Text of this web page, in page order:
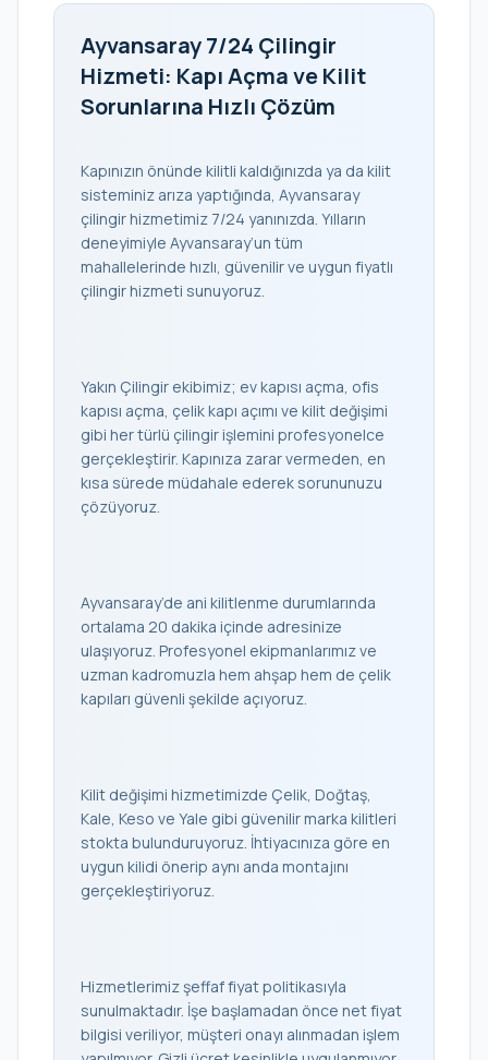
Ayvansaray 7/24 Çilingir
Hizmeti: Kapı Açma ve Kilit
Sorunlarına Hızlı Çözüm
Kapınızın önünde kilitli kaldığınızda ya da kilit
sisteminiz arıza yaptığında, Ayvansaray
çilingir hizmetimiz 7/24 yanınızda. Yılların
deneyimiyle Ayvansaray’un tüm
mahallelerinde hızlı, güvenilir ve uygun fiyatlı
çilingir hizmeti sunuyoruz.
Yakın Çilingir ekibimiz; ev kapısı açma, ofis
kapısı açma, çelik kapı açımı ve kilit değişimi
gibi her türlü çilingir işlemini profesyonelce
gerçekleştirir. Kapınıza zarar vermeden, en
kısa sürede müdahale ederek sorununuzu
çözüyoruz.
Ayvansaray’de ani kilitlenme durumlarında
ortalama 20 dakika içinde adresinize
ulaşıyoruz. Profesyonel ekipmanlarımız ve
uzman kadromuzla hem ahşap hem de çelik
kapıları güvenli şekilde açıyoruz.
Kilit değişimi hizmetimizde Çelik, Doğtaş,
Kale, Keso ve Yale gibi güvenilir marka kilitleri
stokta bulunduruyoruz. İhtiyacınıza göre en
uygun kilidi önerip aynı anda montajını
gerçekleştiriyoruz.
Hizmetlerimiz şeffaf fiyat politikasıyla
sunulmaktadır. İşe başlamadan önce net fiyat
bilgisi veriliyor, müşteri onayı alınmadan işlem